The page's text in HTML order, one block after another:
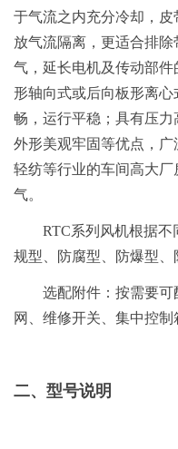
于气流之内充分冷却，
放气流隔离，更适合排
气，延长电机及传动部
形轴向式或后向板形离
畅，运行平稳；具有压力
外形美观牢固等优点，广
轻纺等行业的车间高大
气。
RTC系列风机根据
规型、防腐型、防爆型、
选配附件：按需要
网、维修开关、集中控制
二、型号说明